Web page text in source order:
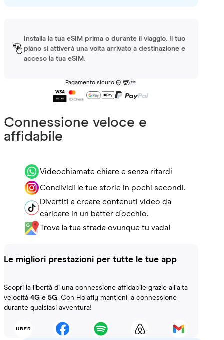
Installa la tua eSIM prima o durante il viaggio. Il tuo
piano si attiverà una volta arrivato a destinazione e
acceso la tua eSIM.
Pagamento sicuro
Connessione veloce e
affidabile
Videochiamate chiare e senza ritardi
Condividi le tue storie in pochi secondi.
Divertiti a creare contenuti video da
caricare in un batter d’occhio.
Trova la tua strada ovunque tu vada!
Le migliori prestazioni per tutte le tue app
Scopri la libertà di una connessione affidabile grazie all’alta
velocità 4G e 5G. Con Holafly mantieni la connessione
durante qualsiasi avventura!